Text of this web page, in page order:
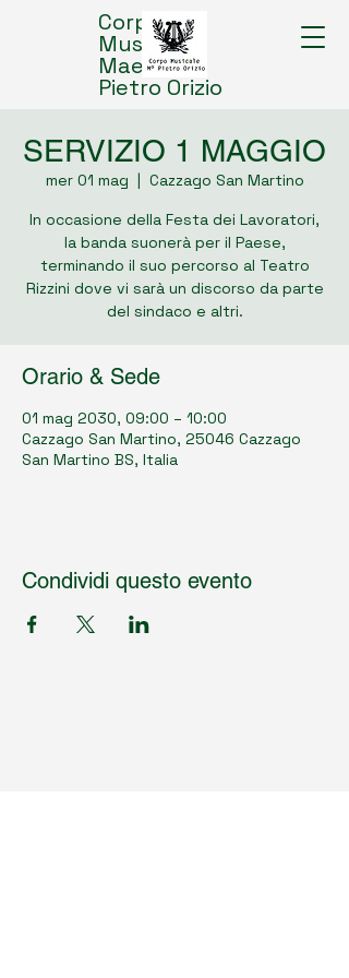
Corpo
Musicale
Maestro
Pietro Orizio
SERVIZIO 1 MAGGIO
mer 01 mag
  |
Cazzago San Martino
In occasione della Festa dei Lavoratori,
la banda suonerà per il Paese,
terminando il suo percorso al Teatro
Rizzini dove vi sarà un discorso da parte
del sindaco e altri.
Orario & Sede
01 mag 2030, 09:00 – 10:00
Cazzago San Martino, 25046 Cazzago
San Martino BS, Italia
Condividi questo evento